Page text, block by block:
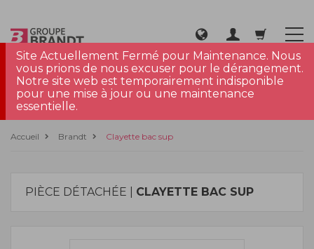
Site Actuellement Fermé pour Maintenance. Nous
vous prions de nous excuser pour le dérangement.
Notre site web est temporairement indisponible
pour une mise à jour ou une maintenance
essentielle.
Accueil Brandt Clayette bac sup
PIÈCE DÉTACHÉE | CLAYETTE BAC SUP